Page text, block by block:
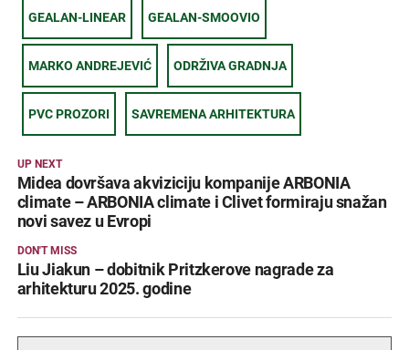
GEALAN-LINEAR GEALAN-SMOOVIO
MARKO ANDREJEVIĆ ODRŽIVA GRADNJA
PVC PROZORI SAVREMENA ARHITEKTURA
UP NEXT
Midea dovršava akviziciju kompanije ARBONIA
climate – ARBONIA climate i Clivet formiraju snažan
novi savez u Evropi
DON'T MISS
Liu Jiakun – dobitnik Pritzkerove nagrade za
arhitekturu 2025. godine